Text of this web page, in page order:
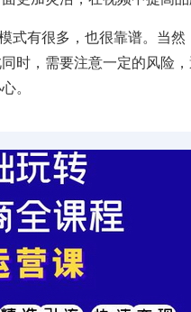
有很多，也很靠谱。当然
时，需要注意一定的风险
。